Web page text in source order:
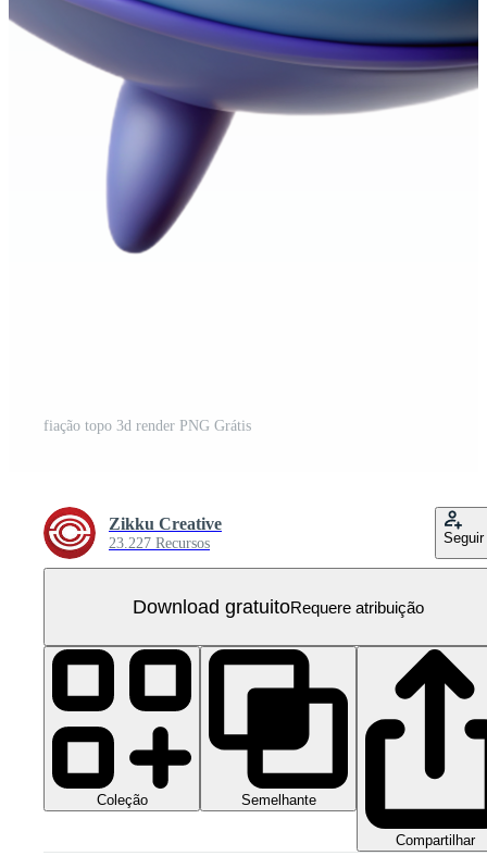
fiação topo 3d render PNG Grátis
Zikku Creative
23.227 Recursos Seguir
Download gratuitoRequere atribuição
Coleção Semelhante
Compartilhar